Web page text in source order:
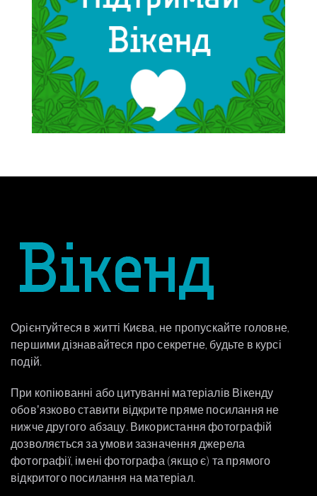
Орієнтуйтеся в житті Києва, не пропускайте головне,
першими дізнавайтеся про секретне, будьте в курсі
подій.
При копіюванні або цитуванні матеріалів Вікенду
обовʼязково ставити відкрите пряме посилання не
нижче другого абзацу. Використання фотографій
дозволяється за умови зазначення джерела
фотографії, імені фотографа (якщо є) та прямого
відкритого посилання на матеріал.